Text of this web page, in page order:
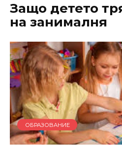
Защо детето
на занималня
ОБРАЗОВАНИЕ